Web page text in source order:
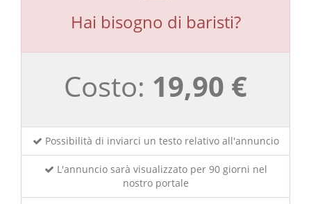
Hai bisogno di baristi?
Costo: 19,90 €
Possibilità di inviarci un testo relativo all'annuncio
L'annuncio sarà visualizzato per 90 giorni nel
nostro portale